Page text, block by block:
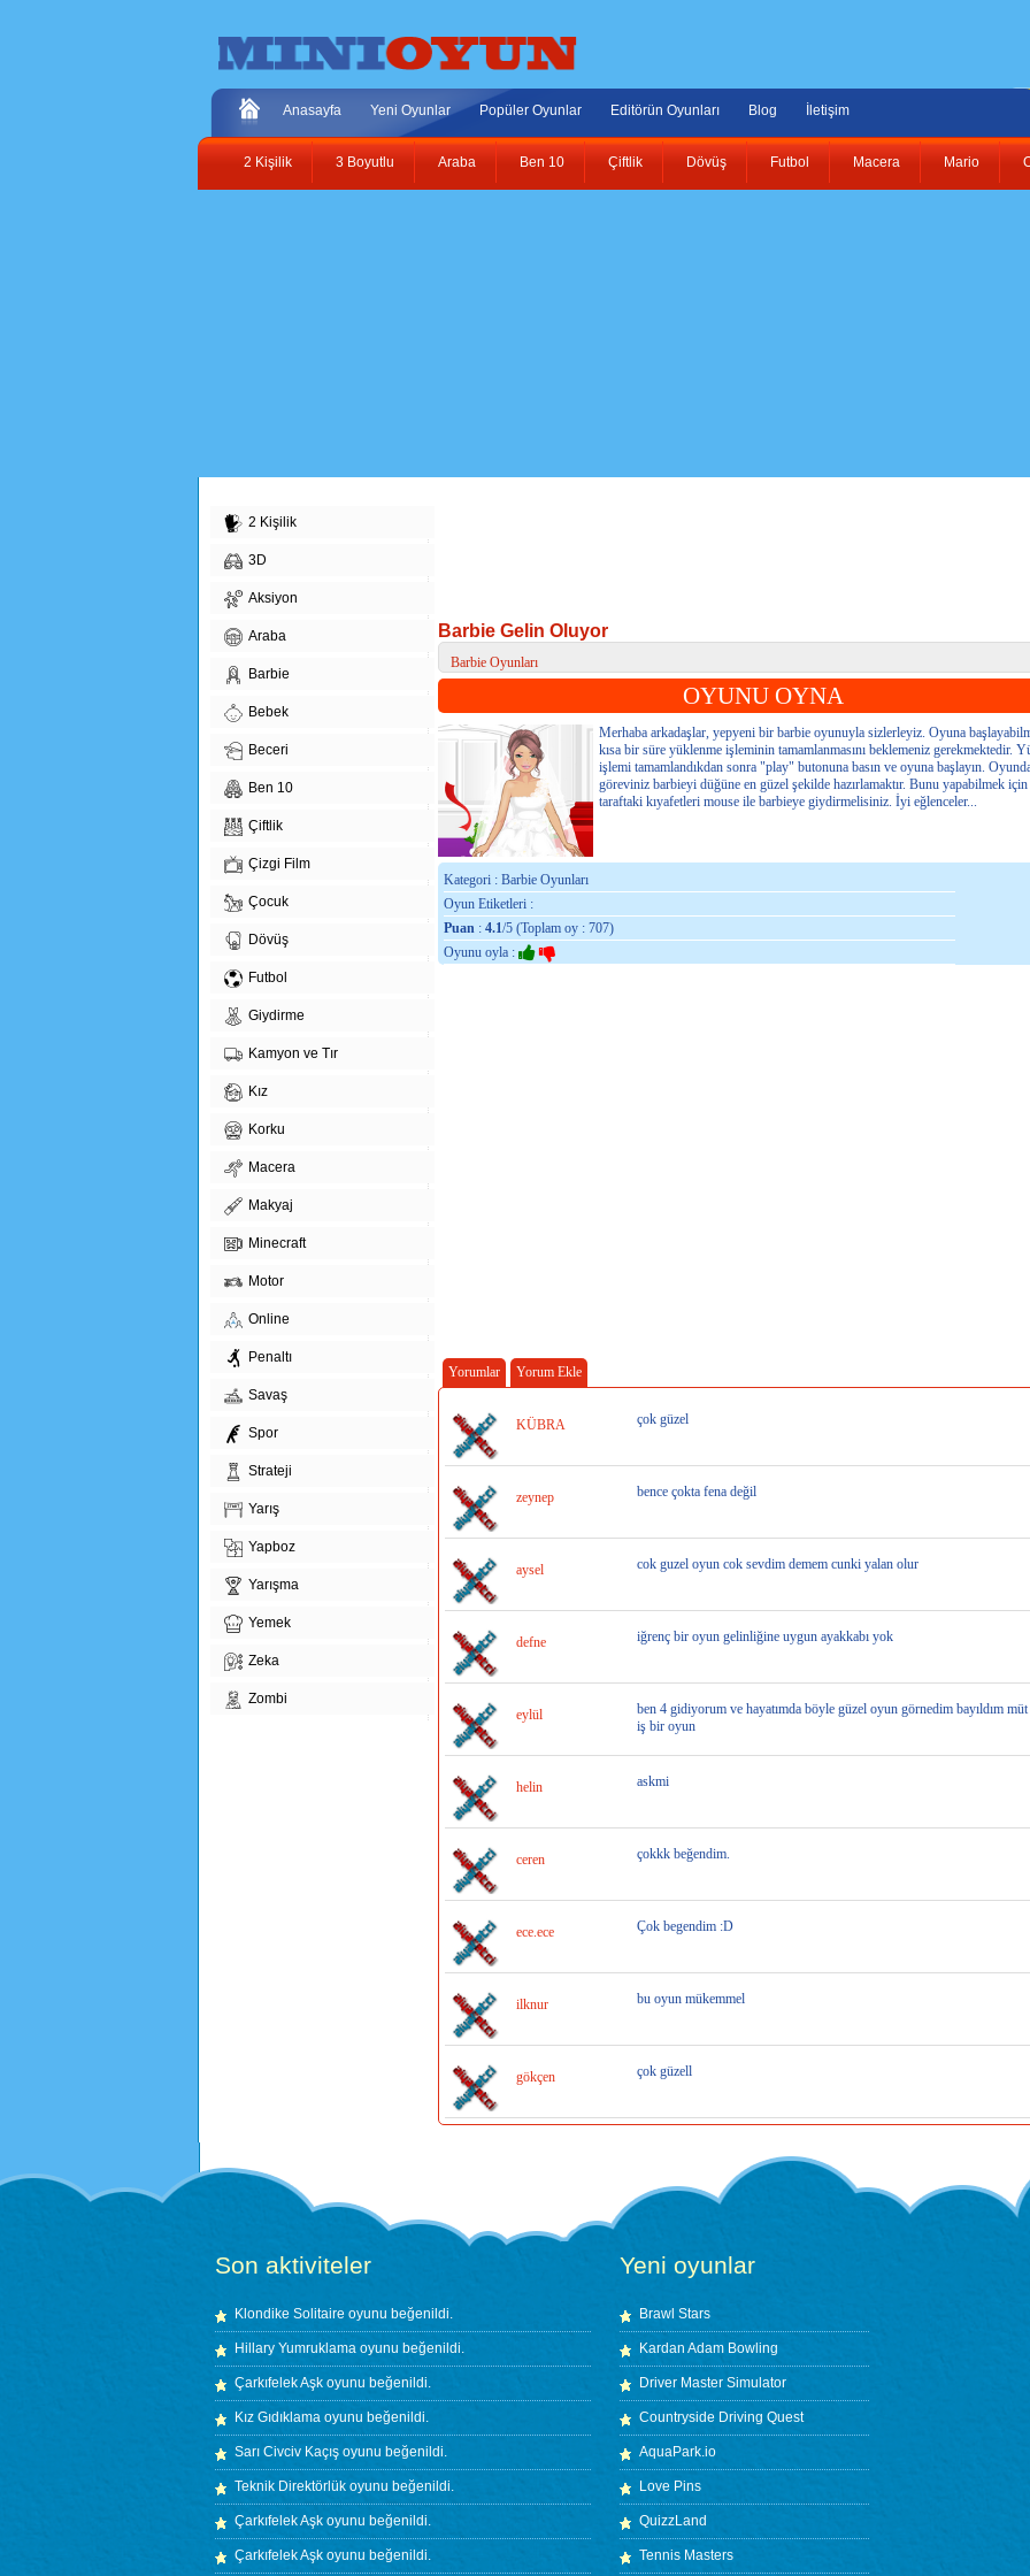
Anasayfa Yeni Oyunlar Popüler Oyunlar Editörün Oyunları Blog İletişim
2 Kişilik 3 Boyutlu Araba Ben 10 Çiftlik Dövüş Futbol Macera Mario
2 Kişilik
3D
Aksiyon
Araba
Barbie
Bebek
Beceri
Ben 10
Çiftlik
Çizgi Film
Çocuk
Dövüş
Futbol
Giydirme
Kamyon ve Tır
Kız
Korku
Macera
Makyaj
Minecraft
Motor
Online
Penaltı
Savaş
Spor
Strateji
Yarış
Yapboz
Yarışma
Yemek
Zeka
Zombi
Barbie Gelin Oluyor
Barbie Oyunları
OYUNU OYNA
Merhaba arkadaşlar, yepyeni bir barbie oyunuyla sizlerleyiz. Oyuna
kısa bir süre yüklenme işleminin tamamlanmasını beklemeniz gerekmektedir.
işlemi tamamlandıkdan sonra "play" butonuna basın ve oyuna başlayın.
göreviniz barbieyi düğüne en güzel şekilde hazırlamaktır. Bunu yapabilmek
taraftaki kıyafetleri mouse ile barbieye giydirmelisiniz. İyi eğlenceler...
Kategori : Barbie Oyunları
Oyun Etiketleri :
Puan : 4.1/5 (Toplam oy : 707)
Oyunu oyla :
Yorumlar Yorum Ekle
KÜBRA çok güzel
zeynep bence çokta fena değil
aysel cok guzel oyun cok sevdim demem cunki yalan olur
defne iğrenç bir oyun gelinliğine uygun ayakkabı yok
eylül
ben 4 gidiyorum ve hayatımda böyle güzel oyun görnedim bayıldım müt
iş bir oyun
helin askmi
ceren çokkk beğendim.
ece.ece Çok begendim :D
ilknur bu oyun mükemmel
gökçen çok güzell
Son aktiviteler
Klondike Solitaire oyunu beğenildi.
Hillary Yumruklama oyunu beğenildi.
Çarkıfelek Aşk oyunu beğenildi.
Kız Gıdıklama oyunu beğenildi.
Sarı Civciv Kaçış oyunu beğenildi.
Teknik Direktörlük oyunu beğenildi.
Çarkıfelek Aşk oyunu beğenildi.
Çarkıfelek Aşk oyunu beğenildi.
Yeni oyunlar
Brawl Stars
Kardan Adam Bowling
Driver Master Simulator
Countryside Driving Quest
AquaPark.io
Love Pins
QuizzLand
Tennis Masters